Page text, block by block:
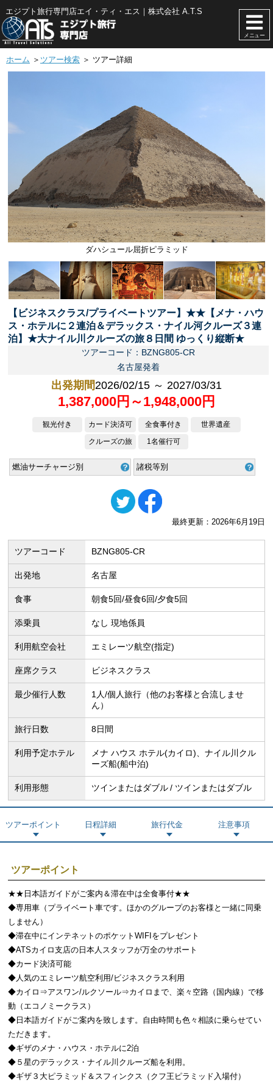
エジプト旅行専門店エイ・ティ・エス｜株式会社 A.T.S
メニュー
ホーム ＞ ツアー検索 ＞ ツアー詳細
エドフ神殿
【ビジネスクラス/プライベートツアー】★★【メナ・ハウ
ス・ホテルに２連泊＆デラックス・ナイル河クルーズ３連
泊】★大ナイル川クルーズの旅８日間 ゆっくり縦断★
ツアーコード：BZNG805-CR
名古屋発着
出発期間2026/02/15 ～ 2027/03/31
1,387,000円～1,948,000円
観光付き カード決済可 全食事付き
世界遺産
クルーズの旅
1名催行可
燃油サーチャージ別 諸税等別
最終更新：2026年6月19日
ツアーコード BZNG805-CR
出発地 名古屋
食事 朝食5回/昼食6回/夕食5回
添乗員 なし 現地係員
利用航空会社 エミレーツ航空(指定)
座席クラス ビジネスクラス
最少催行人数
1人/個人旅行（他のお客様と合流しませ
ん）
旅行日数 8日間
利用予定ホテル
メナ ハウス ホテル(カイロ)、ナイル川クル
ーズ船(船中泊)
利用形態 ツインまたはダブル ツインまたはダブル
ツアーポイント 日程詳細 旅行代金 注意事項
ツアーポイント
★★日本語ガイドがご案内＆滞在中は全食事付★★
◆専用車（プライベート車です。ほかのグループのお客様と一緒に同乗
しません）
◆滞在中にインテネットのポケットWIFIをプレゼント
◆ATSカイロ支店の日本人スタッフが万全のサポート
◆カード決済可能
◆人気のエミレーツ航空利用/ビジネスクラス利用
◆カイロ⇒アスワン/ルクソール⇒カイロまで、楽々空路（国内線）で移
動（エコノミークラス）
◆日本語ガイドがご案内を致します。自由時間も色々相談に乗らせてい
ただきます。
◆ギザのメナ・ハウス・ホテルに2泊
◆５星のデラックス・ナイル川クルーズ船を利用。
◆ギザ３大ピラミッド＆スフィンクス（クフ王ピラミッド入場付）